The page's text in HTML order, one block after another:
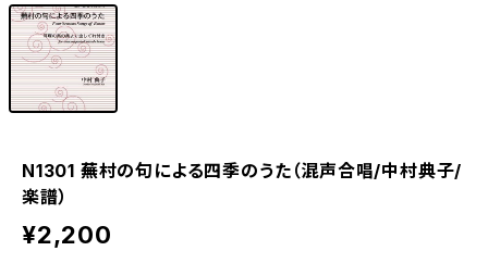
N1301 蕪村の句による四季のうた（混声合唱/中村典子/
楽譜）
¥2,200